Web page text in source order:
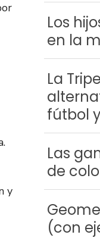
y
Los
en la
La
fútbol
Las
de
(con